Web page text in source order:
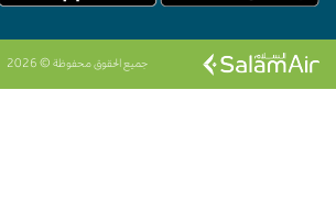
جميع الحقوق محفوظة © 2026